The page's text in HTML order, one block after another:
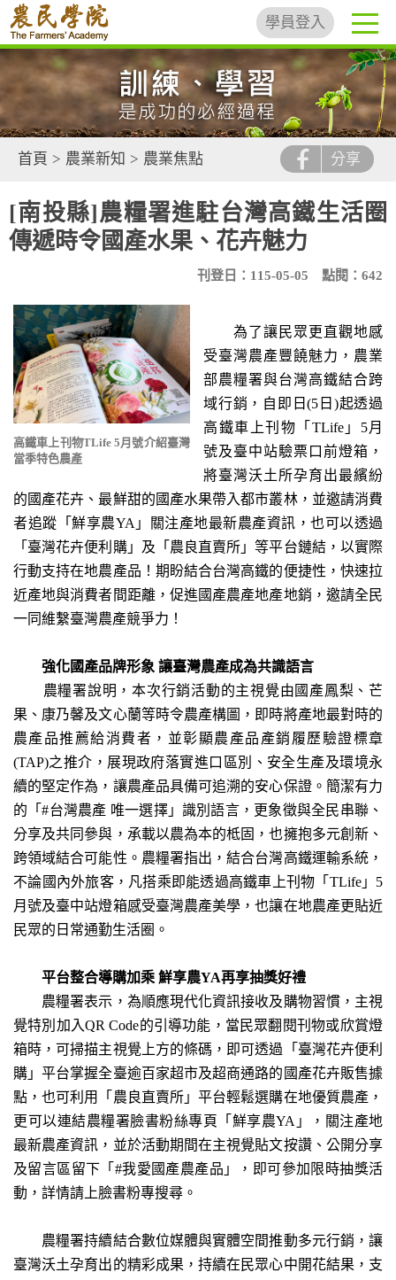
學員登入
首頁 > 農業新知 > 農業焦點 分享
[南投縣]農糧署進駐台灣高鐵生活圈
傳遞時令國產水果、花卉魅力
刊登日：115-05-05 點閱：642
高鐵車上刊物TLife 5月號介紹臺灣
當季特色農產
為了讓民眾更直觀地感
受臺灣農產豐饒魅力，農業
部農糧署與台灣高鐵結合跨
域行銷，自即日(5日)起透過
高鐵車上刊物「TLife」5月
號及臺中站驗票口前燈箱，
將臺灣沃土所孕育出最繽紛
的國產花卉、最鮮甜的國產水果帶入都市叢林，並邀請消費
者追蹤「鮮享農YA」關注產地最新農產資訊，也可以透過
「臺灣花卉便利購」及「農良直賣所」等平台鏈結，以實際
行動支持在地農產品！期盼結合台灣高鐵的便捷性，快速拉
近產地與消費者間距離，促進國產農產地產地銷，邀請全民
一同維繫臺灣農產競爭力！
強化國產品牌形象 讓臺灣農產成為共識語言
農糧署說明，本次行銷活動的主視覺由國產鳳梨、芒
果、康乃馨及文心蘭等時令農產構圖，即時將產地最對時的
農產品推薦給消費者，並彰顯農產品產銷履歷驗證標章
(TAP)之推介，展現政府落實進口區別、安全生產及環境永
續的堅定作為，讓農產品具備可追溯的安心保證。簡潔有力
的「#台灣農產 唯一選擇」識別語言，更象徵與全民串聯、
分享及共同參與，承載以農為本的柢固，也擁抱多元創新、
跨領域結合可能性。農糧署指出，結合台灣高鐵運輸系統，
不論國內外旅客，凡搭乘即能透過高鐵車上刊物「TLife」5
月號及臺中站燈箱感受臺灣農產美學，也讓在地農產更貼近
民眾的日常通勤生活圈。
平台整合導購加乘 鮮享農YA再享抽獎好禮
農糧署表示，為順應現代化資訊接收及購物習慣，主視
覺特別加入QR Code的引導功能，當民眾翻閱刊物或欣賞燈
箱時，可掃描主視覺上方的條碼，即可透過「臺灣花卉便利
購」平台掌握全臺逾百家超市及超商通路的國產花卉販售據
點，也可利用「農良直賣所」平台輕鬆選購在地優質農產，
更可以連結農糧署臉書粉絲專頁「鮮享農YA」，關注產地
最新農產資訊，並於活動期間在主視覺貼文按讚、公開分享
及留言區留下「#我愛國產農產品」，即可參加限時抽獎活
動，詳情請上臉書粉專搜尋。
農糧署持續結合數位媒體與實體空間推動多元行銷，讓
臺灣沃土孕育出的精彩成果，持續在民眾心中開花結果，支